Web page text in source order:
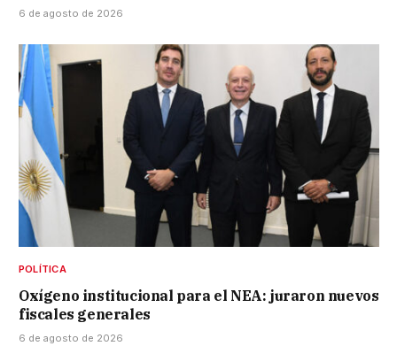
6 de agosto de 2026
POLÍTICA
Oxígeno institucional para el NEA: juraron nuevos
fiscales generales
6 de agosto de 2026